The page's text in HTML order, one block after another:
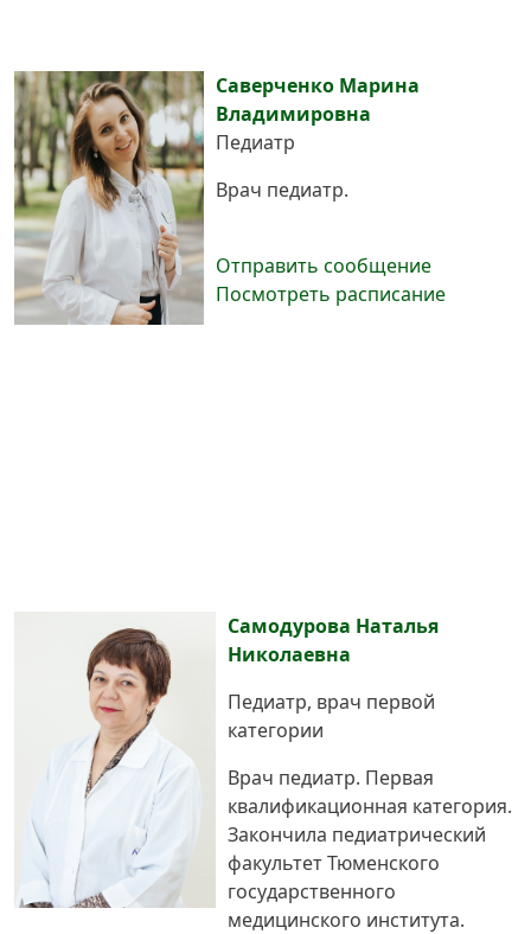
Саверченко Марина
Владимировна
Педиатр
Врач педиатр.
Отправить сообщение
Посмотреть расписание
Самодурова Наталья
Николаевна
Педиатр, врач первой
категории
Врач педиатр. Первая
квалификационная категория.
Закончила педиатрический
факультет Тюменского
государственного
медицинского института.